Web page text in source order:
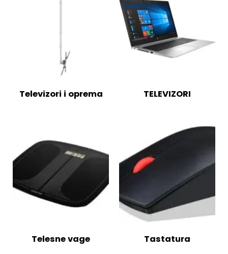
Televizori i oprema TELEVIZORI
Telesne vage Tastatura